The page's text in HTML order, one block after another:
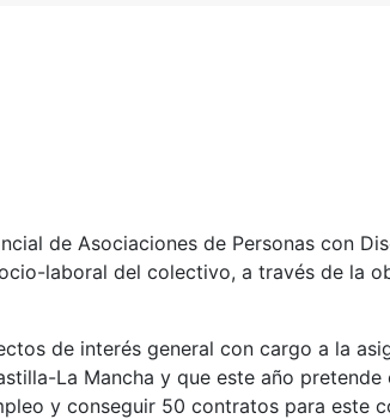
de Asociaciones de Personas con
laboral del colectivo, a través de la
de interés general con cargo a la
La Mancha y que este año
y conseguir 50 contratos para este